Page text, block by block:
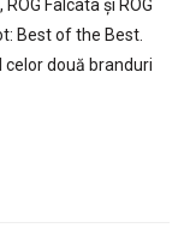
Falcata și ROG
Best of the Best.
două branduri